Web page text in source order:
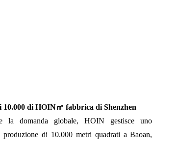
10.000 di HOIN㎡ fabbrica di Shenzhen
la domanda globale, HOIN gestisce uno
produzione di 10.000 metri quadrati a Baoan,